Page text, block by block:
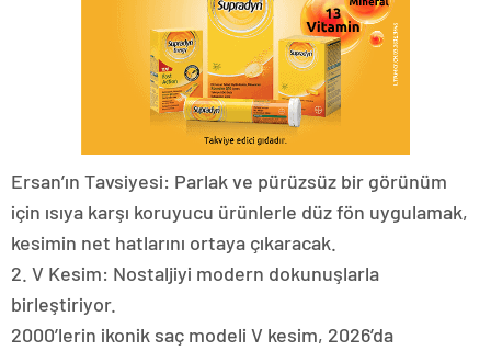
Ersan’ın Tavsiyesi: Parlak ve pürüzsüz bir görünüm
için ısıya karşı koruyucu ürünlerle düz fön uygulamak,
kesimin net hatlarını ortaya çıkaracak.
2. V Kesim: Nostaljiyi modern dokunuşlarla
birleştiriyor.
2000’lerin ikonik saç modeli V kesim, 2026’da